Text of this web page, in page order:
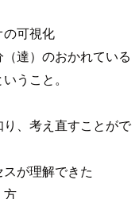
の可視化
達）のおかれている
うこと。
り、考え直すことがで
が理解できた
方